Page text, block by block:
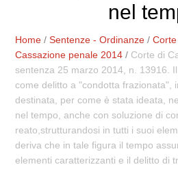
nel
Home /Sentenze - Ordinanze /
Cassazione penale 2014 / Corte di
sentenza 25 marzo 2014, n. 13916.
come delitto a "condotta frazionata",
destinata, per come è stata ideata,
nel tempo, anche con soluzione di
reato,strutturandosi in tutti i suoi
deriva che in tale figura il tempo
elementi caratterizzanti e il delitto di